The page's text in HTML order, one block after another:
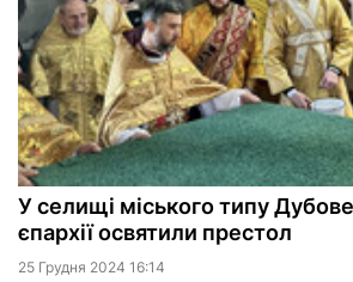
У селищі міського типу
єпархії освятили престол
25 Грудня 2024 16:14